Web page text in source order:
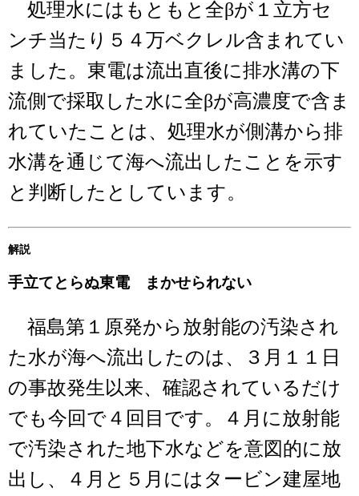
処理水にはもともと全βが１立方セ
ンチ当たり５４万ベクレル含まれてい
ました。東電は流出直後に排水溝の下
流側で採取した水に全βが高濃度で含ま
れていたことは、処理水が側溝から排
水溝を通じて海へ流出したことを示す
と判断したとしています。
解説
手立てとらぬ東電 まかせられない
福島第１原発から放射能の汚染され
た水が海へ流出したのは、３月１１日
の事故発生以来、確認されているだけ
でも今回で４回目です。４月に放射能
で汚染された地下水などを意図的に放
出し、４月と５月にはタービン建屋地